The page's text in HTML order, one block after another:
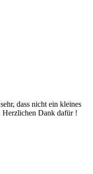
dass nicht ein kleines
Herzlichen Dank dafür !